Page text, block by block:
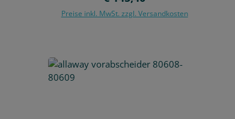
Preise inkl. MwSt. zzgl. Versandkosten